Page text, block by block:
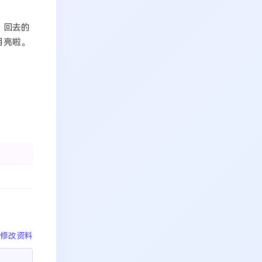
回去的
啦。
修改资料